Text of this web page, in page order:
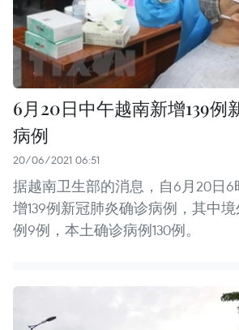
6月20日中午越南新增139例
病例
20/06/2021 06:51
据越南卫生部的消息，自6月20日6
增139例新冠肺炎确诊病例，其中
例9例，本土确诊病例130例。